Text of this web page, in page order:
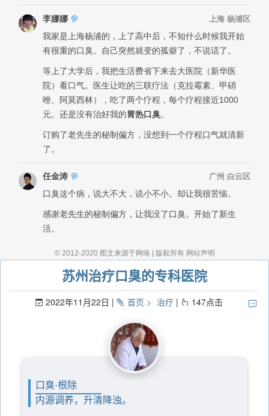
苏州治疗口臭的专科医院
2022年11月22日 首页 治疗 147点击
口臭·根除
内源调养，升清降浊。